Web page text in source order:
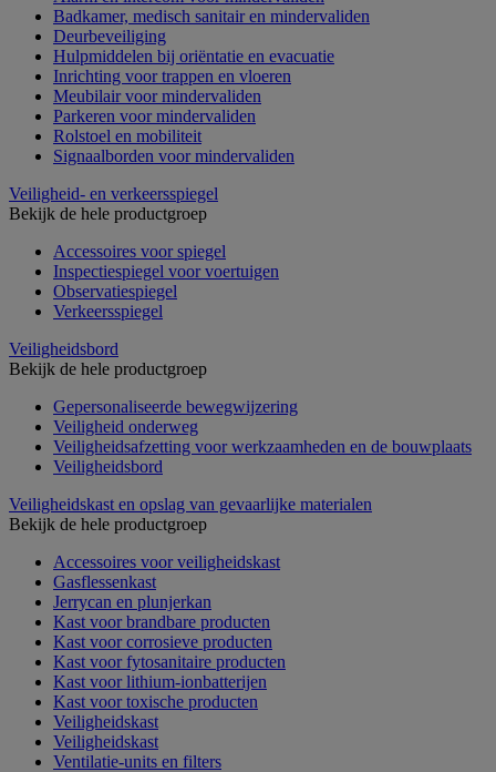
Badkamer, medisch sanitair en mindervaliden
Deurbeveiliging
Hulpmiddelen bij oriëntatie en evacuatie
Inrichting voor trappen en vloeren
Meubilair voor mindervaliden
Parkeren voor mindervaliden
Rolstoel en mobiliteit
Signaalborden voor mindervaliden
Veiligheid- en verkeersspiegel
Bekijk de hele productgroep
Accessoires voor spiegel
Inspectiespiegel voor voertuigen
Observatiespiegel
Verkeersspiegel
Veiligheidsbord
Bekijk de hele productgroep
Gepersonaliseerde bewegwijzering
Veiligheid onderweg
Veiligheidsafzetting voor werkzaamheden en de bouwplaats
Veiligheidsbord
Veiligheidskast en opslag van gevaarlijke materialen
Bekijk de hele productgroep
Accessoires voor veiligheidskast
Gasflessenkast
Jerrycan en plunjerkan
Kast voor brandbare producten
Kast voor corrosieve producten
Kast voor fytosanitaire producten
Kast voor lithium-ionbatterijen
Kast voor toxische producten
Veiligheidskast
Veiligheidskast
Ventilatie-units en filters